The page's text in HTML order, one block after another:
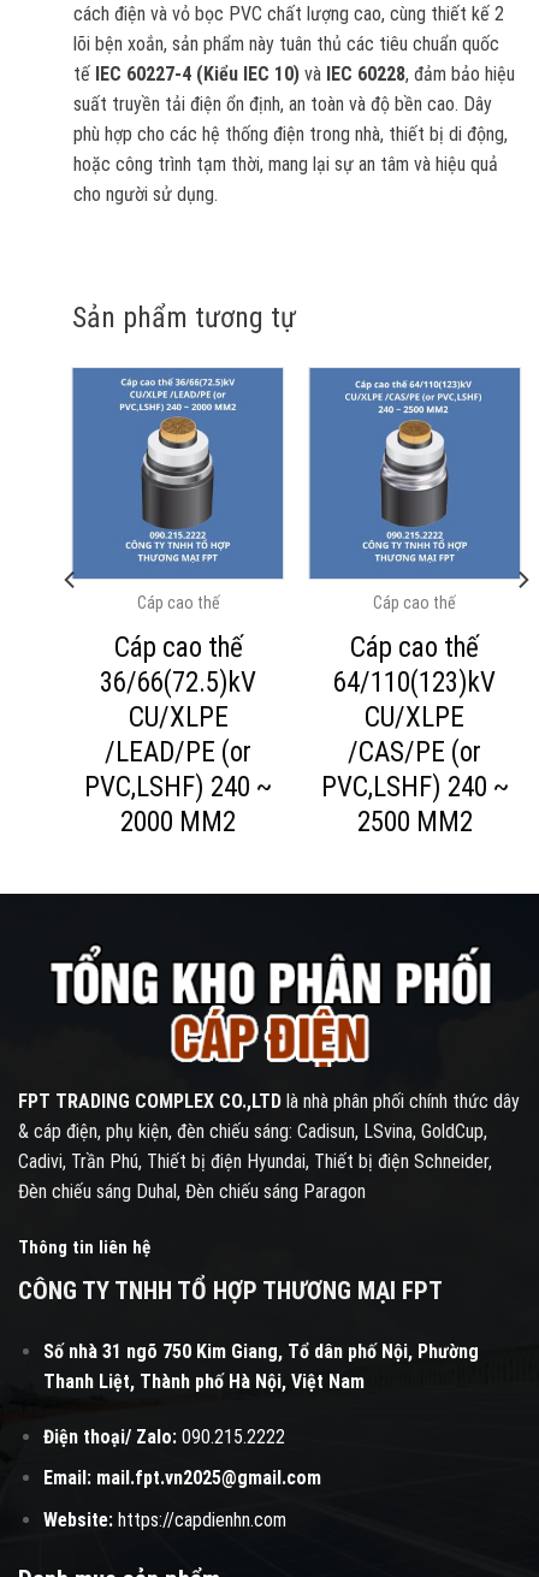
cách điện và vỏ bọc PVC chất lượng cao, cùng thiết kế 2
lõi bện xoắn, sản phẩm này tuân thủ các tiêu chuẩn quốc
tế IEC 60227-4 (Kiểu IEC 10)và IEC 60228, đảm bảo hiệu
suất truyền tải điện ổn định, an toàn và độ bền cao. Dây
phù hợp cho các hệ thống điện trong nhà, thiết bị di động,
hoặc công trình tạm thời, mang lại sự an tâm và hiệu quả
cho người sử dụng.
Sản phẩm tương tự
Cáp cao thế
Cáp cao thế
36/66(72.5)kV
CU/XLPE
/LEAD/PE (or
PVC,LSHF) 240 ~
2000 MM2
Cáp cao thế
Cáp cao thế
64/110(123)kV
CU/XLPE
/CAS/PE (or
PVC,LSHF) 240 ~
2500 MM2
FPT TRADING COMPLEX CO.,LTD là nhà phân phối chính thức dây
& cáp điện, phụ kiện, đèn chiếu sáng: Cadisun, LSvina, GoldCup,
Cadivi, Trần Phú, Thiết bị điện Hyundai, Thiết bị điện Schneider,
Đèn chiếu sáng Duhal, Đèn chiếu sáng Paragon
Thông tin liên hệ
CÔNG TY TNHH TỔ HỢP THƯƠNG MẠI FPT
Số nhà 31 ngõ 750 Kim Giang, Tổ dân phố Nội, Phường
Thanh Liệt, Thành phố Hà Nội, Việt Nam
Điện thoại/ Zalo:090.215.2222
Email: mail.fpt.vn2025@gmail.com
Website: https://capdienhn.com